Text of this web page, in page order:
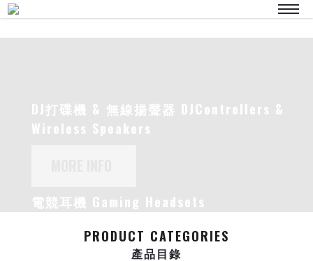
DJ打碟機 & 無線揚聲器 DJControllers &
Wireless Speakers
電競耳機 Gaming Headsets
PRODUCT CATEGORIES
產品目錄